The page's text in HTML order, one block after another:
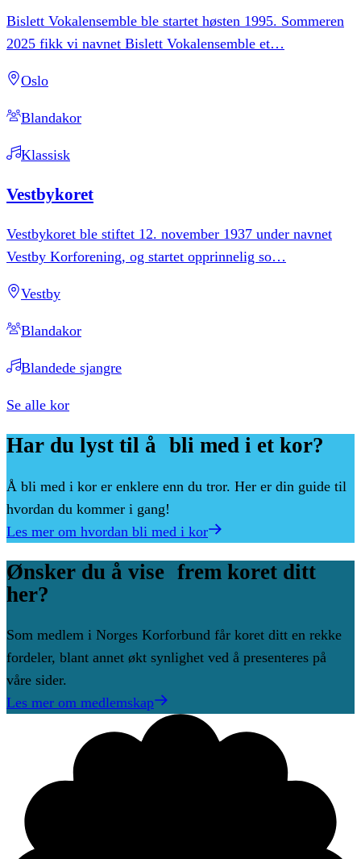
Bislett Vokalensemble ble startet høsten 1995. Sommeren
2025 fikk vi navnet Bislett Vokalensemble et…
Oslo
Blandakor
Klassisk
Vestbykoret
Vestbykoret ble stiftet 12. november 1937 under navnet
Vestby Korforening, og startet opprinnelig so…
Vestby
Blandakor
Blandede sjangre
Se alle kor
Har du lyst til å bli med i et kor?
Å bli med i kor er enklere enn du tror. Her er din guide til
hvordan du kommer i gang!
Les mer om hvordan bli med i kor
Ønsker du å vise frem koret ditt
her?
Som medlem i Norges Korforbund får koret ditt en rekke
fordeler, blant annet økt synlighet ved å presenteres på
våre sider.
Les mer om medlemskap